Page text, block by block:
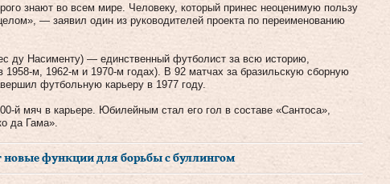
знают во всем мире. Человеку, который принес неоценимую пользу
— заявил один из руководителей проекта по переименованию
ду Насименту) — единственный футболист за всю историю,
1958-м, 1962-м и 1970-м годах). В 92 матчах за бразильскую сборную
футбольную карьеру в 1977 году.
й мяч в карьере. Юбилейным стал его гол в составе «Сантоса»,
да Гама».
новые функции для борьбы с буллингом